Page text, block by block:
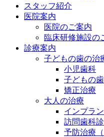
スタッフ紹介
医院案内
医院のご案内
臨床研修施設の
診療案内
子どもの歯の治
小児歯科
子どもの
矯正治療
大人の治療
インプラ
訪問歯科
予防治療